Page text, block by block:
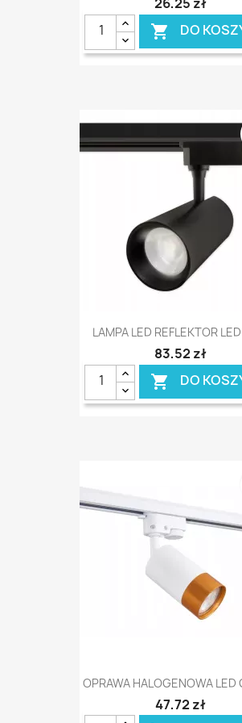
 DO
LAMPA LED REFLEKTOR
83,52 zł
 DO
OPRAWA HALOGENOWA LED
47,72 zł